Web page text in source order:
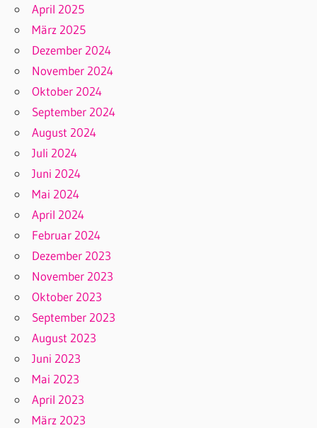
April 2025
März 2025
Dezember 2024
November 2024
Oktober 2024
September 2024
August 2024
Juli 2024
Juni 2024
Mai 2024
April 2024
Februar 2024
Dezember 2023
November 2023
Oktober 2023
September 2023
August 2023
Juni 2023
Mai 2023
April 2023
März 2023